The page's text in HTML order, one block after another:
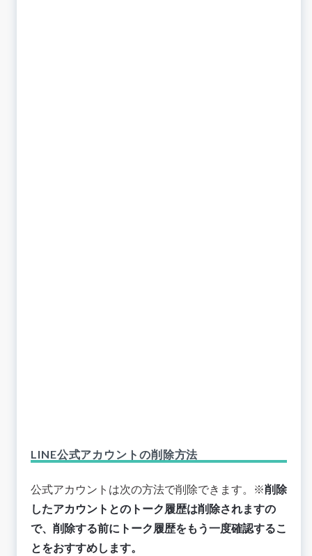
LINE公式アカウントの削除方法
公式アカウントは次の方法で削除できます。※削除
したアカウントとのトーク履歴は削除されますの
で、削除する前にトーク履歴をもう一度確認するこ
とをおすすめします。